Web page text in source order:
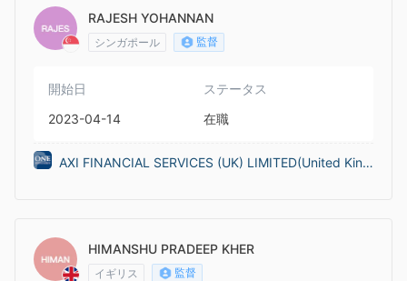
RAJESH YOHANNAN
シンガポール 監督
開始日
2023-04-14
ステータス
在職
AXI FINANCIAL SERVICES (UK) LIMITED(United King
HIMANSHU PRADEEP KHER
イギリス 監督